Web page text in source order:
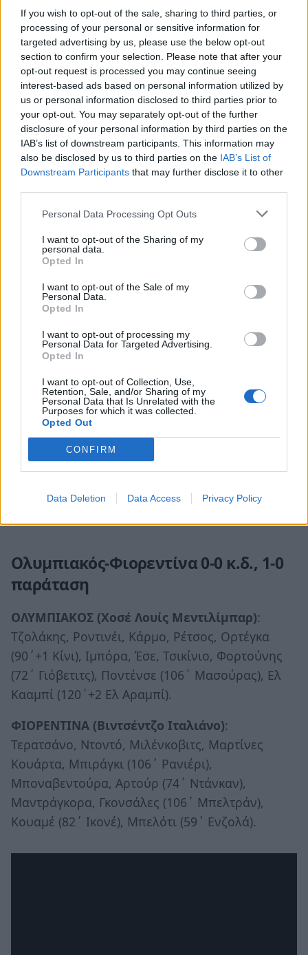
If you wish to opt-out of the sale, sharing to third parties, or
processing of your personal or sensitive information for
targeted advertising by us, please use the below opt-out
section to confirm your selection. Please note that after your
opt-out request is processed you may continue seeing
interest-based ads based on personal information utilized by
us or personal information disclosed to third parties prior to
your opt-out. You may separately opt-out of the further
disclosure of your personal information by third parties on the
IAB’s list of downstream participants. This information may
also be disclosed by us to third parties on the IAB’s List of
Downstream Participants that may further disclose it to other
Personal Data Processing Opt Outs
I want to opt-out of the Sharing of my
personal data.
Opted In
I want to opt-out of the Sale of my
Personal Data.
Opted In
I want to opt-out of processing my
Personal Data for Targeted Advertising.
Opted In
I want to opt-out of Collection, Use,
Retention, Sale, and/or Sharing of my
Personal Data that Is Unrelated with the
Purposes for which it was collected.
Opted Out
CONFIRM
Data Deletion Data Access Privacy Policy
Ολυμπιακό διαμαρτυρήθηκαν για πέναλτι καθώς
δεν φάνηκε να είναι σε φυσική θέση αλλά ο
Ντίας όχι μόνο δεν συγκινήθηκε αλλά έδειξε
κάρτες σε Γιόβετιτς και Πασχαλάκη.
Αμέσως ύστερα (96΄) πλασέ του Γιόβετιτς από το
όριο της περιοχής έδιωξε σε κόρνερ ο
Τερατσάνο, στην τελευταία ευκαιρία του πρώτου
ημιχρόνου της παράτασης. Το παιχνίδι
φαινόταν να οδηγείται στα πέναλτι, αλλά ο
Κααμπί είχε άλλη άποψη, όταν στο 116΄
πετάχτηκε στο πρώτο δοκάρι σε μπαλιά του Έσε
και σημείωσε ένα από τα δυσκολότερα ίσως
Ολυμπιακός-Φιορεντίνα 0-0 κ.δ., 1-0
παράταση
ΟΛΥΜΠΙΑΚΟΣ (Χοσέ Λουίς Μεντιλίμπαρ):
Τζολάκης, Ροντινέι, Κάρμο, Ρέτσος, Ορτέγκα
(90΄+1 Κίνι), Ιμπόρα, Έσε, Τσικίνιο, Φορτούνης
(72΄ Γιόβετιτς), Ποντένσε (106΄ Μασούρας), Ελ
Κααμπί (120΄+2 Ελ Αραμπί).
ΦΙΟΡΕΝΤΙΝΑ (Βιντσέντζο Ιταλιάνο):
Τερατσάνο, Ντοντό, Μιλένκοβιτς, Μαρτίνες
Κουάρτα, Μπιράγκι (106΄ Ρανιέρι),
Μποναβεντούρα, Αρτούρ (74΄ Ντάνκαν),
Μαντράγκορα, Γκονσάλες (106΄ Μπελτράν),
Κουαμέ (82΄ Ικονέ), Μπελότι (59΄ Ενζολά).